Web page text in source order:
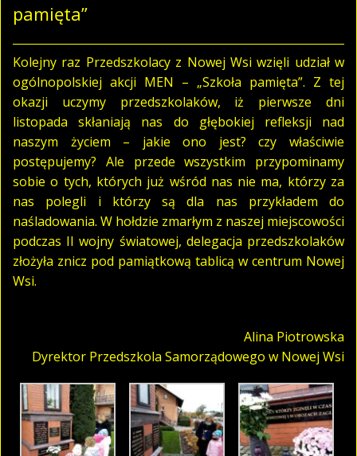
pamięta”
Kolejny raz Przedszkolacy z Nowej Wsi wzięli udział w
ogólnopolskiej akcji MEN – „Szkoła pamięta”. Z tej
okazji uczymy przedszkolaków, iż pierwsze dni
listopada skłaniają nas do głębokiej refleksji nad
naszym życiem – jakie ono jest? czy właściwie
postępujemy? Ale przede wszystkim przypominamy
sobie o tych, których już wśród nas nie ma, którzy za
nas polegli i którzy są dla nas przykładem do
naśladowania. W hołdzie zmarłym z naszej miejscowości
podczas II wojny światowej, delegacja przedszkolaków
złożyła znicz pod pamiątkową tablicą w centrum Nowej
Wsi.
Alina Piotrowska
Dyrektor Przedszkola Samorządowego w Nowej Wsi